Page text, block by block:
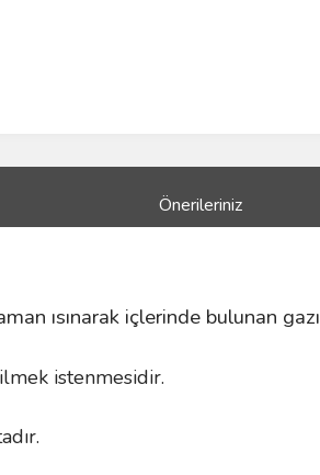
Önerileriniz
ısınarak içlerinde bulunan gazı
istenmesidir.